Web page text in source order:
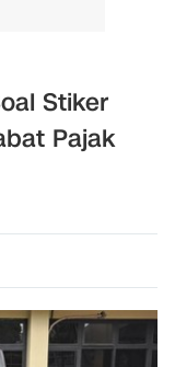
Stiker
Pajak